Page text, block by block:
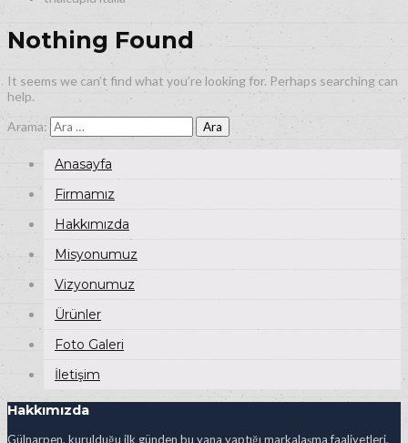
Nothing Found
It seems we can’t find what you’re looking for. Perhaps searching can
help.
Arama:
Anasayfa
Firmamız
Hakkımızda
Misyonumuz
Vizyonumuz
Ürünler
Foto Galeri
İletişim
Hakkımızda
Gülnarpen, kurulduğu ilk günden bu yana yaptığı markalaşma faaliyetleri,